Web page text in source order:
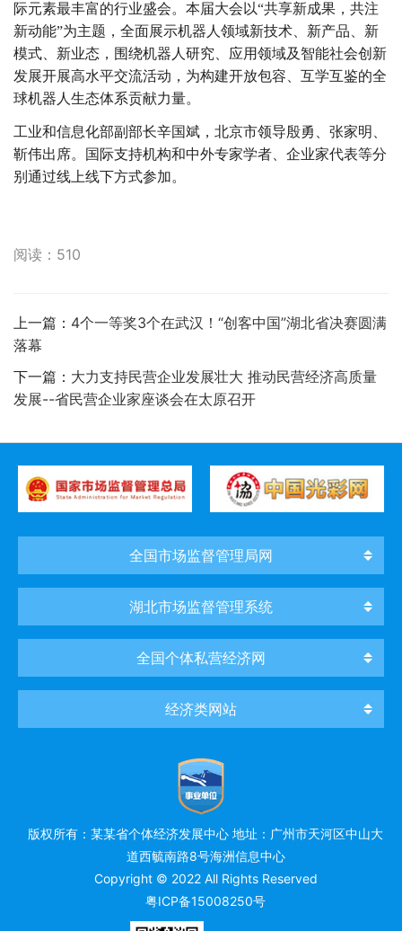
际元素最丰富的行业盛会。本届大会以“共享新成果，共注
新动能”为主题，全面展示机器人领域新技术、新产品、新
模式、新业态，围绕机器人研究、应用领域及智能社会创新
发展开展高水平交流活动，为构建开放包容、互学互鉴的全
球机器人生态体系贡献力量。
工业和信息化部副部长辛国斌，北京市领导殷勇、张家明、
靳伟出席。国际支持机构和中外专家学者、企业家代表等分
别通过线上线下方式参加。
阅读：510
上一篇： 4个一等奖3个在武汉！“创客中国”湖北省决赛圆满
落幕
下一篇： 大力支持民营企业发展壮大 推动民营经济高质量
发展--省民营企业家座谈会在太原召开
全国市场监督管理局网
湖北市场监督管理系统
全国个体私营经济网
经济类网站
版权所有：某某省个体经济发展中心 地址：广州市天河区中山大
道西毓南路8号海洲信息中心
Copyright © 2022 All Rights Reserved
粤ICP备15008250号